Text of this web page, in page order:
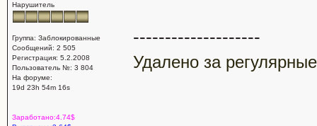
Нарушитель
Группа: Заблокированные
Сообщений: 2 505
Регистрация: 5.2.2008
Пользователь №: 3 804
На форуме:
19d 23h 54m 16s
Заработано:4.74$
--------------------
Удалено за